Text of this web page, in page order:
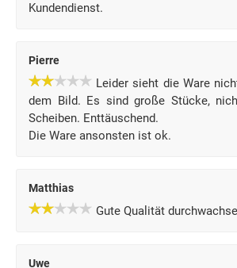
Kundendienst.
Pierre
Leider sieht die Ware
dem Bild. Es sind große Stücke,
Scheiben. Enttäuschend.
Die Ware ansonsten ist ok.
Matthias
Gute Qualität
Uwe